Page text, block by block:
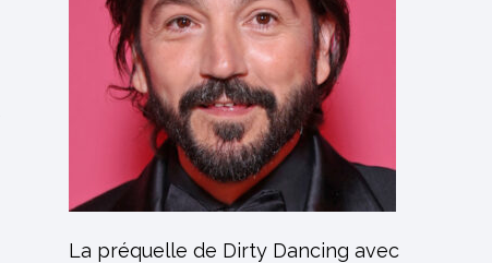
La préquelle de Dirty Dancing avec